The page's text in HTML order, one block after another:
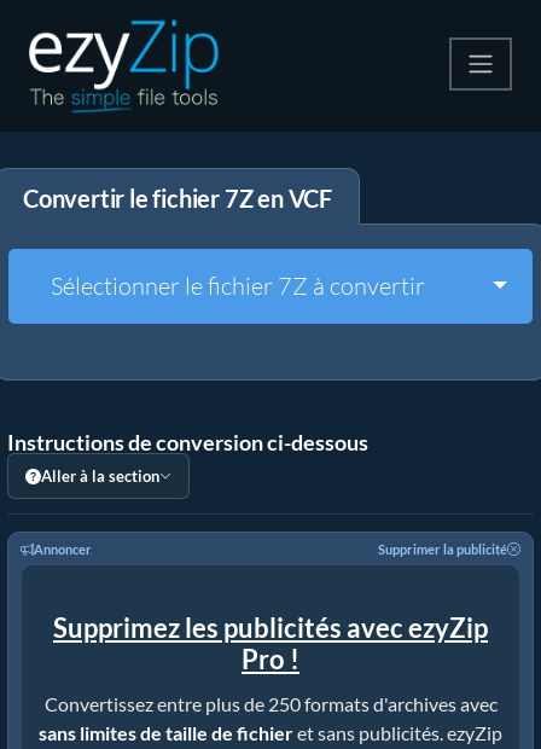
Décompresser
Autres outils
Convertir le fichier 7Z en VCF
Sélectionner le fichier 7Z à convertir
Instructions de conversion ci-dessous
Aller à la section
Annoncer Supprimer la publicité
Supprimez les publicités avec ezyZip
Pro !
Convertissez entre plus de 250 formats d'archives avec
sans limites de taille de fichieret sans publicités. ezyZip